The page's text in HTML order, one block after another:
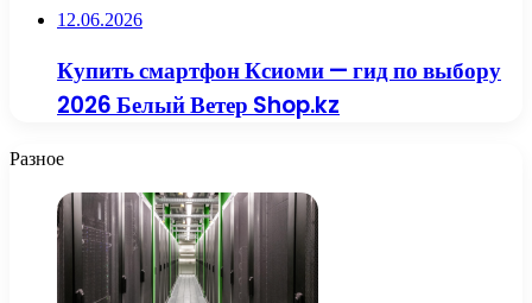
12.06.2026
Купить смартфон Ксиоми — гид по выбору
2026 Белый Ветер Shop.kz
Разное